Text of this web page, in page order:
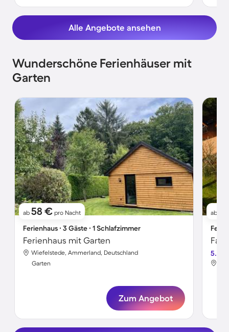
Alle Angebote ansehen
Wunderschöne Ferienhäuser mit
Garten
ab 58 € pro Nacht
Ferienhaus ∙ 3 Gäste ∙ 1 Schlafzimmer
Ferienhaus mit Garten
Wiefelstede, Ammerland, Deutschland
Garten
Zum Angebot
ab
5.0